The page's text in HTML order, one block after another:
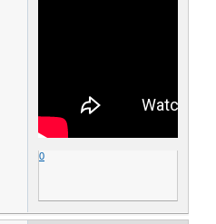
0